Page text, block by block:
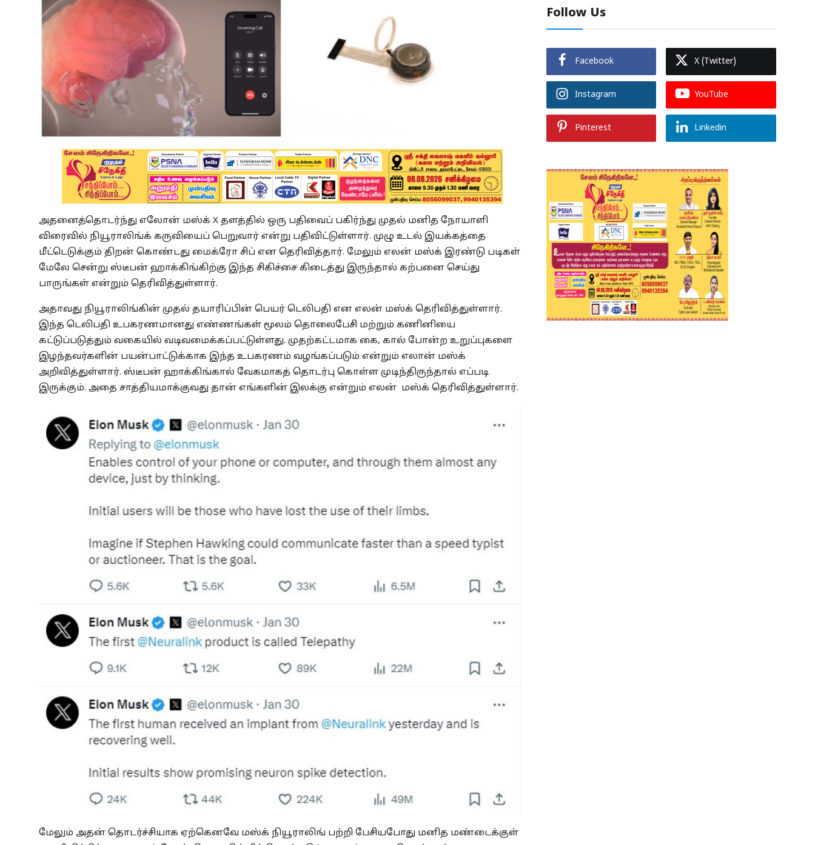
அதனைத்தொடர்ந்து எலோன் மஸ்க் X தளத்தில் ஒரு பதிவைப் பகிர்ந்து முதல் மனித நோயாளி
விரைவில் நியூராலிங்க் கருவியைப் பெறுவார் என்று பதிவிட்டுள்ளார். முழு உடல் இயக்கத்தை
மீட்டெடுக்கும் திறன் கொண்டது மைக்ரோ சிப் என தெரிவித்தார். மேலும் எலன் மஸ்க் இரண்டு படிகள்
மேலே சென்று ஸ்டீபன் ஹாக்கிங்கிற்கு இந்த சிகிச்சை கிடைத்து இருந்தால் கற்பனை செய்து
பாருங்கள் என்றும் தெரிவித்துள்ளார்.
அதாவது நியூராலிங்கின் முதல் தயாரிப்பின் பெயர் டெலிபதி என எலன் மஸ்க் தெரிவித்துள்ளார்.
இந்த டெலிபதி உபகரணமானது எண்ணங்கள் மூலம் தொலைபேசி மற்றும் கணினியை
கட்டுப்படுத்தும் வகையில் வடிவமைக்கப்பட்டுள்ளது. முதற்கட்டமாக கை, கால் போன்ற உறுப்புகளை
இழந்தவர்களின் பயன்பாட்டுக்காக இந்த உபகரணம் வழங்கப்படும் என்றும் எலான் மஸ்க்
அறிவித்துள்ளார். ஸ்டீபன் ஹாக்கிங்கால் வேகமாகத் தொடர்பு கொள்ள முடிந்திருந்தால் எப்படி
இருக்கும். அதை சாத்தியமாக்குவது தான் எங்களின் இலக்கு என்றும் எலன் மஸ்க் தெரிவித்துள்ளார்.
மேலும் அதன் தொடர்ச்சியாக ஏற்கெனவே மஸ்க் நியூராலிங் பற்றி பேசியபோது மனித மண்டைக்குள்
Follow Us
Facebook X (Twitter)
Instagram YouTube
Pinterest Linkedin